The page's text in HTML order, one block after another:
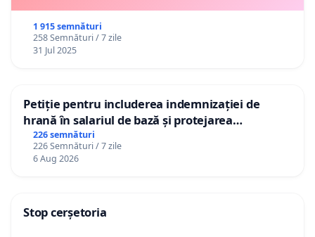
1 915 semnături
258 Semnături / 7 zile
31 Jul 2025
Petiție pentru includerea indemnizației de
hrană în salariul de bază și protejarea
gradațiilor de vechime pentru asistenții
personali
226 semnături
226 Semnături / 7 zile
6 Aug 2026
Stop cerșetoria